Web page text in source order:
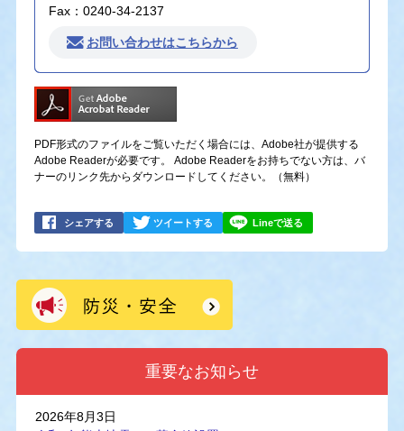
Fax：0240-34-2137
お問い合わせはこちらから
PDF形式のファイルをご覧いただく場合には、Adobe社が提供する
Adobe Readerが必要です。
Adobe Readerをお持ちでない方は、バ
ナーのリンク先からダウンロードしてください。（無料）
シェアする ツイートする Lineで送る
重要なお知らせ
2026年8月3日